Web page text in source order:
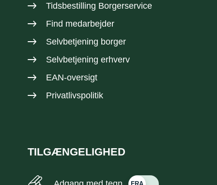
Tidsbestilling Borgerservice
Find medarbejder
Selvbetjening borger
Selvbetjening erhverv
EAN-oversigt
Privatlivspolitik
TILGÆNGELIGHED